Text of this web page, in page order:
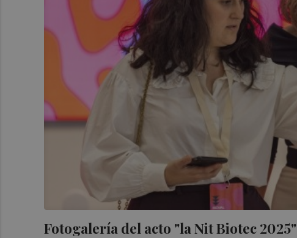
Fotogalería del acto "la Nit Biotec 2025"